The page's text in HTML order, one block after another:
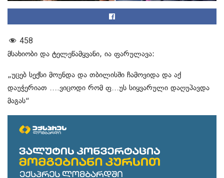
458
მსახიობი და ტელეწამყვანი, ია ფარულავა:
„უცებ სექსი მოუნდა და თბილისში ჩამოვიდა და აქ
დაუჭერიათ ….ვიცოდი რომ ფ…უს სიყვარული დაღუპავდა
მაგას“